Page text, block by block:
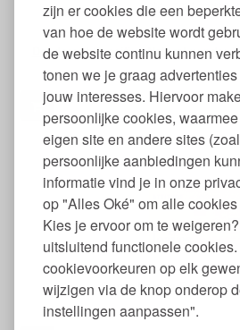
zijn er cookies die een
van hoe de website wordt
de website continu kunnen
tonen we je graag
jouw interesses. Hiervoor
persoonlijke cookies,
eigen site en andere sites
persoonlijke aanbiedingen
informatie vind je in onze
op "Alles Oké" om alle
Kies je ervoor om te
uitsluitend functionele
cookievoorkeuren op elk
wijzigen via de knop onderop
instellingen aanpassen".
Deodorant Sensitive Natural zonder
Super Leaves Body